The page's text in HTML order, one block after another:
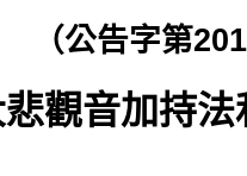
（公告字第
悲觀音加持